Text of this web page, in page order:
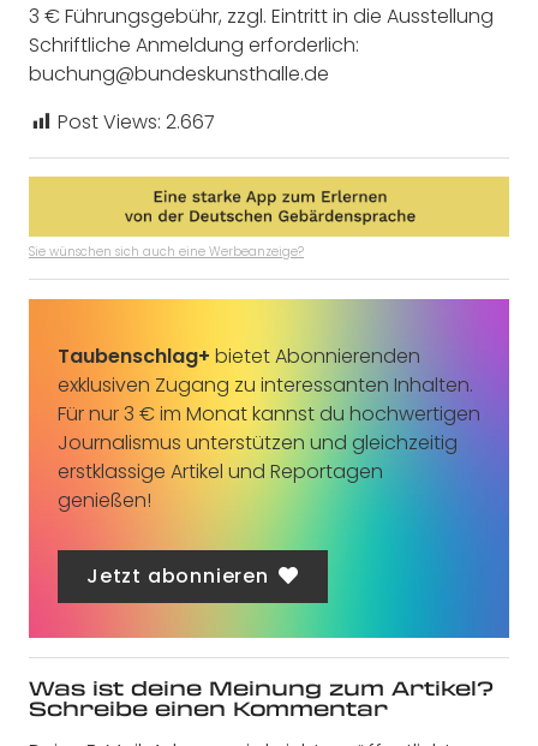
3 € Führungsgebühr, zzgl. Eintritt in die Ausstellung
Schriftliche Anmeldung erforderlich:
buchung@bundeskunsthalle.de
Post Views: 2.667
Sie wünschen sich auch eine Werbeanzeige?
Taubenschlag+ bietet Abonnierenden
exklusiven Zugang zu interessanten Inhalten.
Für nur 3 € im Monat kannst du hochwertigen
Journalismus unterstützen und gleichzeitig
erstklassige Artikel und Reportagen
genießen!
Jetzt abonnieren
Was ist deine Meinung zum Artikel?
Schreibe einen Kommentar